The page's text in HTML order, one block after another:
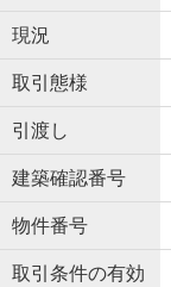
現況
取引態様
引渡し
建築確認番号
物件番号
取引条件の有効